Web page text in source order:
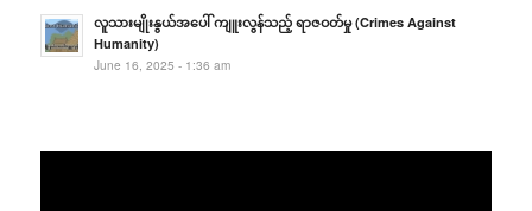
လူသားမျိုးနွယ်အပေါ် ကျူးလွန်သည့် ရာဇဝတ်မှု (Crimes Against
Humanity)
June 16, 2025 - 1:36 am